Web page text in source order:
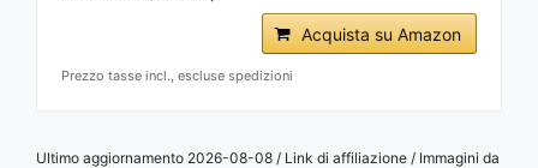
Acquista su Amazon
Prezzo tasse incl., escluse spedizioni
Ultimo aggiornamento 2026-08-08 / Link di affiliazione / Immagini da